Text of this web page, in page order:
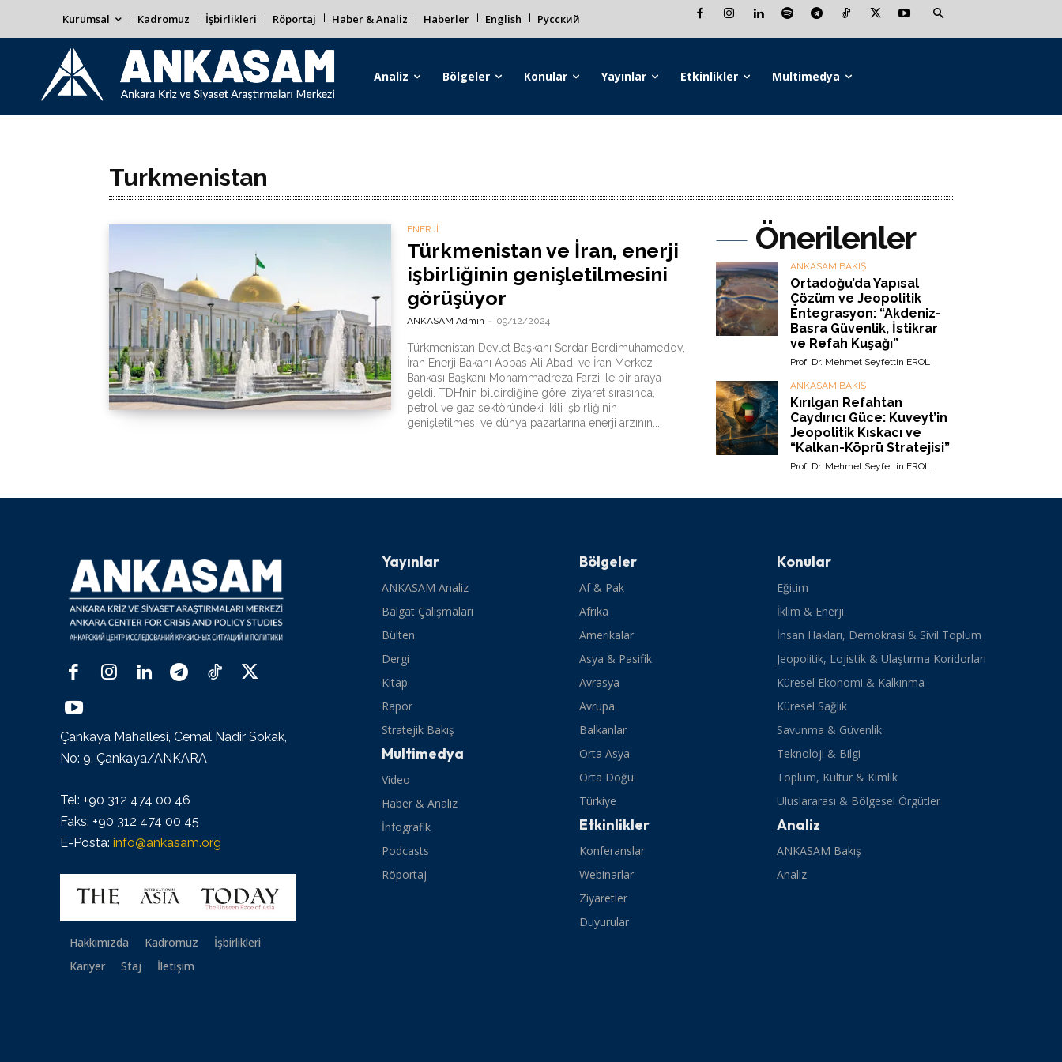
Kurumsal Kadromuz İşbirlikleri Röportaj Haber & Analiz Haberler English Русский
Analiz Bölgeler Konular Yayınlar Etkinlikler Multimedya
Turkmenistan
ENERJİ
Türkmenistan ve İran, enerji
işbirliğinin genişletilmesini
görüşüyor
ANKASAM Admin - 09/12/2024
Türkmenistan Devlet Başkanı Serdar Berdimuhamedov,
İran Enerji Bakanı Abbas Ali Abadi ve İran Merkez
Bankası Başkanı Mohammadreza Farzi ile bir araya
geldi. TDH’nin bildirdiğine göre, ziyaret sırasında,
petrol ve gaz sektöründeki ikili işbirliğinin
genişletilmesi ve dünya pazarlarına enerji arzının...
Önerilenler
ANKASAM BAKIŞ
Ortadoğu’da Yapısal
Çözüm ve Jeopolitik
Entegrasyon: “Akdeniz-
Basra Güvenlik, İstikrar
ve Refah Kuşağı”
Prof. Dr. Mehmet Seyfettin EROL
ANKASAM BAKIŞ
Kırılgan Refahtan
Caydırıcı Güce: Kuveyt’in
Jeopolitik Kıskacı ve
“Kalkan-Köprü Stratejisi”
Prof. Dr. Mehmet Seyfettin EROL
Çankaya Mahallesi, Cemal Nadir Sokak,
No: 9, Çankaya/ANKARA
Tel: +90 312 474 00 46
Faks: +90 312 474 00 45
E-Posta: info@ankasam.org
Hakkımızda Kadromuz
İşbirlikleri
Kariyer
Staj İletişim
Yayınlar
ANKASAM Analiz
Balgat Çalışmaları
Bülten
Dergi
Kitap
Rapor
Stratejik Bakış
Multimedya
Video
Haber & Analiz
İnfografik
Podcasts
Röportaj
Bölgeler
Af & Pak
Afrika
Amerikalar
Asya & Pasifik
Avrasya
Avrupa
Balkanlar
Orta Asya
Orta Doğu
Türkiye
Etkinlikler
Konferanslar
Webinarlar
Ziyaretler
Duyurular
Konular
Eğitim
İklim & Enerji
İnsan Hakları, Demokrasi & Sivil Toplum
Jeopolitik, Lojistik & Ulaştırma Koridorları
Küresel Ekonomi & Kalkınma
Küresel Sağlık
Savunma & Güvenlik
Teknoloji & Bilgi
Toplum, Kültür & Kimlik
Uluslararası & Bölgesel Örgütler
Analiz
ANKASAM Bakış
Analiz